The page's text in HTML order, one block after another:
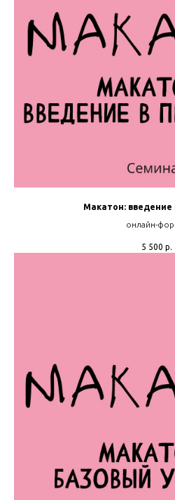
Макатон: введение
онлайн-
5 500 р.